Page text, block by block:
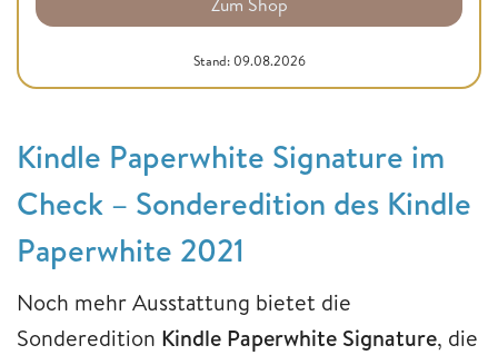
Stand: 09.08.2026
Kindle Paperwhite Signature im
Check – Sonderedition des Kindle
Paperwhite 2021
Noch mehr Ausstattung bietet die
Sonderedition Kindle Paperwhite Signature, die